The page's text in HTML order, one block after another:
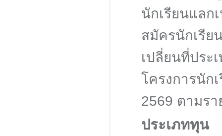
นักเรียนแลก
สมัครนักเรีย
เปลี่ยนที่ปร
โครงการนัก
2569 ตามรา
ประเภททุน